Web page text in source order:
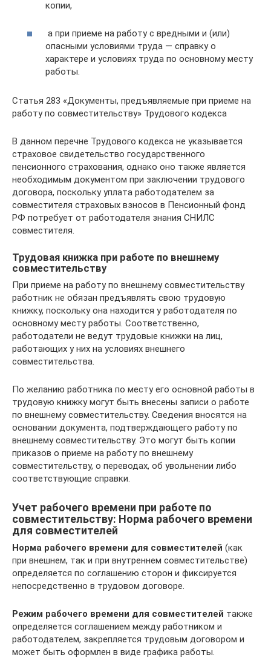
копии,
а при приеме на работу с вредными и (или)
опасными условиями труда — справку о
характере и условиях труда по основному месту
работы.
Статья 283 «Документы, предъявляемые при приеме на
работу по совместительству» Трудового кодекса
В данном перечне Трудового кодекса не указывается
страховое свидетельство государственного
пенсионного страхования, однако оно также является
необходимым документом при заключении трудового
договора, поскольку уплата работодателем за
совместителя страховых взносов в Пенсионный фонд
РФ потребует от работодателя знания СНИЛС
совместителя.
Трудовая книжка при работе по внешнему
совместительству
При приеме на работу по внешнему совместительству
работник не обязан предъявлять свою трудовую
книжку, поскольку она находится у работодателя по
основному месту работы. Соответственно,
работодатели не ведут трудовые книжки на лиц,
работающих у них на условиях внешнего
совместительства.
По желанию работника по месту его основной работы в
трудовую книжку могут быть внесены записи о работе
по внешнему совместительству. Сведения вносятся на
основании документа, подтверждающего работу по
внешнему совместительству. Это могут быть копии
приказов о приеме на работу по внешнему
совместительству, о переводах, об увольнении либо
соответствующие справки.
Учет рабочего времени при работе по
совместительству: Норма рабочего времени
для совместителей
Норма рабочего времени для совместителей (как
при внешнем, так и при внутреннем совместительстве)
определяется по соглашению сторон и фиксируется
непосредственно в трудовом договоре.
Режим рабочего времени для совместителей также
определяется соглашением между работником и
работодателем, закрепляется трудовым договором и
может быть оформлен в виде графика работы.